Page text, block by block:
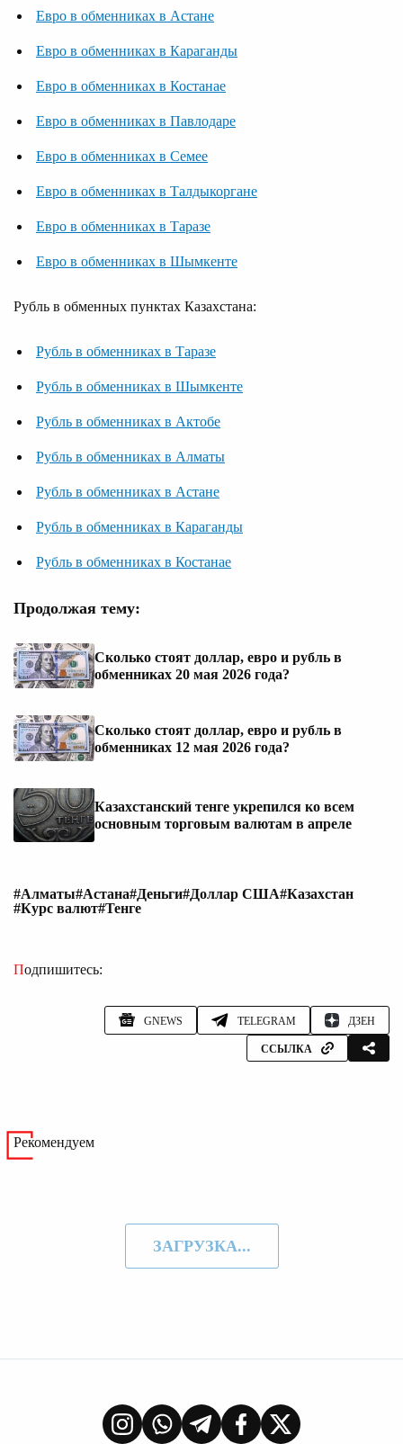
Евро в обменниках в Астане
Евро в обменниках в Караганды
Евро в обменниках в Костанае
Евро в обменниках в Павлодаре
Евро в обменниках в Семее
Евро в обменниках в Талдыкоргане
Евро в обменниках в Таразе
Евро в обменниках в Шымкенте
Рубль в обменных пунктах Казахстана:
Рубль в обменниках в Таразе
Рубль в обменниках в Шымкенте
Рубль в обменниках в Актобе
Рубль в обменниках в Алматы
Рубль в обменниках в Астане
Рубль в обменниках в Караганды
Рубль в обменниках в Костанае
Продолжая тему:
Сколько стоят доллар, евро и рубль в
обменниках 20 мая 2026 года?
Сколько стоят доллар, евро и рубль в
обменниках 12 мая 2026 года?
Казахстанский тенге укрепился ко всем
основным торговым валютам в апреле
#Алматы#Астана#Деньги#Доллар США#Казахстан
#Курс валют#Тенге
Подпишитесь:
GNEWS TELEGRAM ДЗЕН
ССЫЛКА
Рекомендуем
ЗАГРУЗКА...